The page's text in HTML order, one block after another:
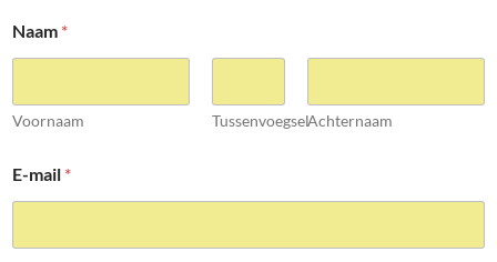
Naam *
Voornaam TussenvoegselAchternaam
E-mail *